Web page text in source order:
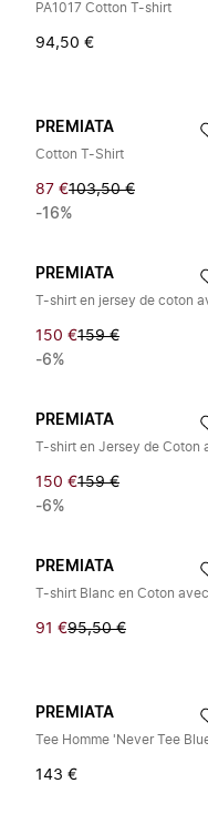
PA1017 Cotton T-shirt
94,50 €
PREMIATA
Cotton T-Shirt
87 €103,50 €
-16%
PREMIATA
150 €159 €
-6%
PREMIATA
150 €159 €
-6%
PREMIATA
91 €95,50 €
PREMIATA
Tee Homme 'Never Tee
143 €